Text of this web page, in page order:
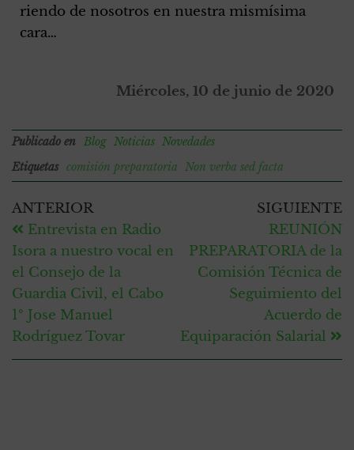
riendo de nosotros en nuestra mismísima
cara…
Miércoles, 10 de junio de 2020
Publicado en Blog Noticias Novedades
Etiquetas comisión preparatoria Non verba sed facta
ANTERIOR
Entrevista en Radio
Isora a nuestro vocal en
el Consejo de la
Guardia Civil, el Cabo
1º Jose Manuel
Rodríguez Tovar
SIGUIENTE
REUNIÓN
PREPARATORIA de la
Comisión Técnica de
Seguimiento del
Acuerdo de
Equiparación Salarial